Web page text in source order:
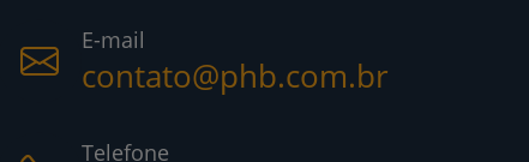
E-mail
contato@phb.com.br
Telefone